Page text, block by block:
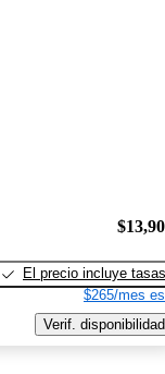
El precio incluye tasas
$265/mes
Verif. disponibilidad